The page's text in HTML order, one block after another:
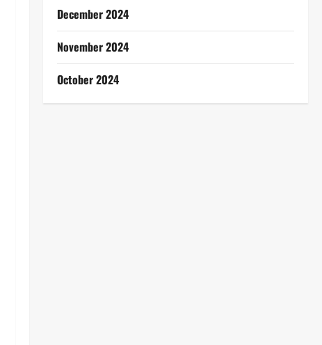
December 2024
November 2024
October 2024